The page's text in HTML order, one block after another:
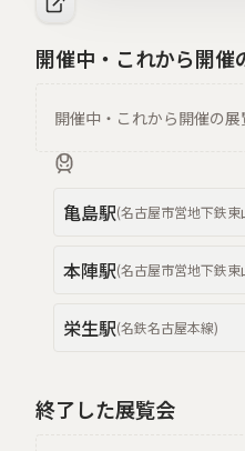
開催中・これから開催
開催中・これから開催の
亀島駅(名古屋市営地下鉄東
本陣駅(名古屋市営地下鉄東
栄生駅(名鉄名古屋本線)
終了した展覧会